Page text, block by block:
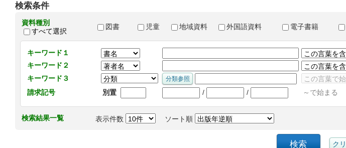
検索条件
資料種別
すべて選択
図書 児童 地域資料 外国語資料 電子書籍
キーワード１
キーワード２
キーワード３
請求記号
別置 / / ～で始まる
検索結果一覧 表示件数 ソート順